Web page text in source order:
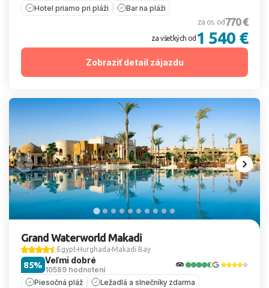
Hotel priamo pri pláži
Bar na pláži
za os. od 770 €
za všetkých od 1 540 €
Zobraziť detail zájazdu
Grand Waterworld Makadi
Egypt Hurghada Makadi Bay
Veľmi dobré
10589 hodnotení
85%
Piesočná pláž
Ležadlá a slnečníky zdarma